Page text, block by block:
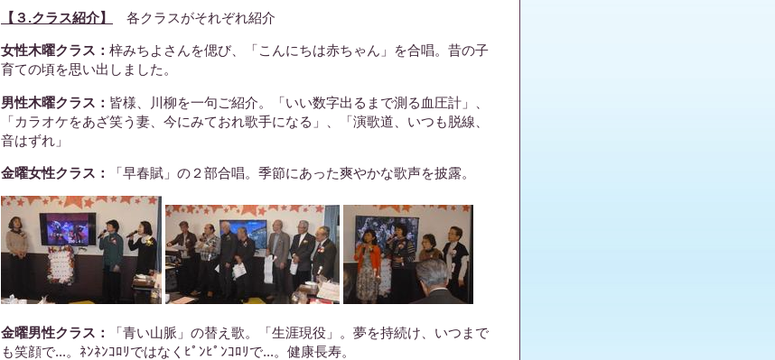
【３.クラス紹介】 各クラスがそれぞれ紹介
女性木曜クラス： 梓みちよさんを偲び、「こんにちは赤ちゃん」を合唱。昔の子
育ての頃を思い出しました。
男性木曜クラス： 皆様、川柳を一句ご紹介。「いい数字出るまで測る血圧計」、
「カラオケをあざ笑う妻、今にみておれ歌手になる」、「演歌道、いつも脱線、
音はずれ」
金曜女性クラス： 「早春賦」の２部合唱。季節にあった爽やかな歌声を披露。
金曜男性クラス：
「青い山脈」の替え歌。「生涯現役」。夢を持続け、いつまで
も笑顔で...。ﾈﾝﾈﾝｺﾛﾘではなくﾋﾟﾝﾋﾟﾝｺﾛﾘで...。健康長寿。